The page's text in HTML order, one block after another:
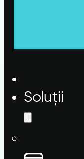
Soluții